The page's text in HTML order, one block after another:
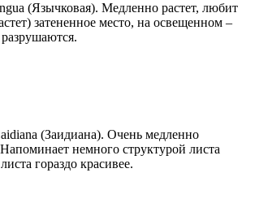
(Язычковая). Медленно растет, любит
затененное место, на освещенном –
(Заидиана). Очень медленно
немного структурой листа
гораздо красивее.